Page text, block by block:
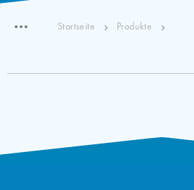
Startseite Produkte